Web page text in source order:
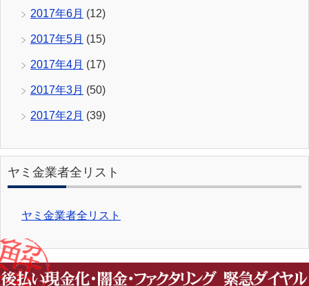
2017年6月 (12)
2017年5月 (15)
2017年4月 (17)
2017年3月 (50)
2017年2月 (39)
ヤミ金業者全リスト
ヤミ金業者全リスト